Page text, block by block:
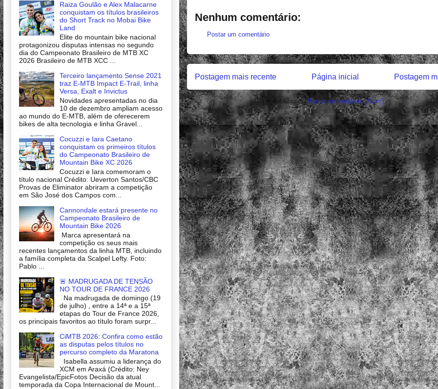
Nenhum comentário:
Postar um comentário
Postagem mais recente Postagem
Página inicial
Assinar:Postar comentários (Atom)
Raiza Goulão e Alex Malacarne
conquistam os títulos brasileiros
do Short Track no Mobai Bike
Land
Elite do mountain bike nacional
protagonizou disputas intensas no segundo
dia do Campeonato Brasileiro de MTB XC
2026 Brasileiro de MTB XCC ...
Terceiro lançamento Sense 2021
traz E-MTB Impact E-Trail, linha
Versa, Exalt e Invictus
Novidades apresentadas no dia
10 de dezembro ampliam acesso
ao mundo do E-MTB, além de oferecerem
bikes de alta tecnologia e linha Gravel...
Cocuzzi e Iara Caetano
conquistam os primeiros títulos
do Campeonato Brasileiro de
Mountain Bike XC 2026
Cocuzzi e Iara comemoram o
título nacional Crédito: Ueverton Santos/CBC
Provas de Eliminator abriram a competição
em São José dos Campos com...
Cannondale estará presente no
Campeonato Brasileiro de
Mountain Bike 2026
Marca apresentará na
competição os seus mais
recentes lançamentos da linha MTB, incluindo
a família completa da Scalpel Lefty. Foto:
Pablo ...
🚨 MADRUGADA DE TENSÃO
NO TOUR DE FRANCE 2026
Na madrugada de domingo (19
de julho) , entre a 14ª e a 15ª
etapas do Tour de France 2026,
os principais favoritos ao título foram surpr...
CiMTB 2026: Confira como estão
as disputas pelos títulos no
percurso completo da Maratona
Isabella assumiu a liderança do
XCM em Araxá (Crédito: Ney
Evangelista/EpicFotos Decisão da atual
temporada da Copa Internacional de Mount...